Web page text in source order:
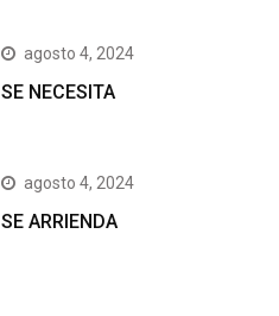
agosto 4, 2024
SE NECESITA
agosto 4, 2024
SE ARRIENDA